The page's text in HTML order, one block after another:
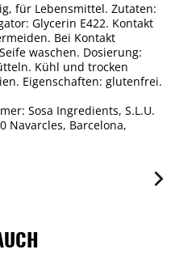
für Lebensmittel. Zutaten:
Glycerin E422. Kontakt
Bei Kontakt
waschen. Dosierung:
Kühl und trocken
Eigenschaften: glutenfrei.
Sosa Ingredients, S.L.U.
Navarcles, Barcelona,